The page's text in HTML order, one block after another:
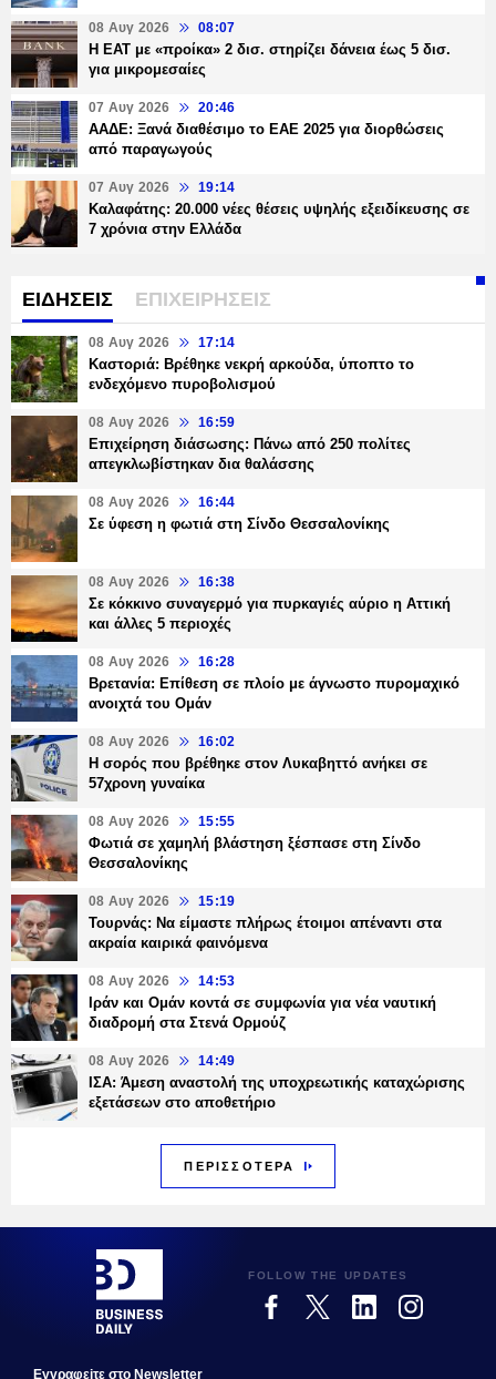
08 Αυγ 2026 08:07
Η ΕΑΤ με «προίκα» 2 δισ. στηρίζει δάνεια έως 5 δισ.
για μικρομεσαίες
07 Αυγ 2026 20:46
ΑΑΔΕ: Ξανά διαθέσιμο το ΕΑΕ 2025 για διορθώσεις
από παραγωγούς
07 Αυγ 2026 19:14
Καλαφάτης: 20.000 νέες θέσεις υψηλής εξειδίκευσης σε
7 χρόνια στην Ελλάδα
ΕΙΔΗΣΕΙΣ ΕΠΙΧΕΙΡΗΣΕΙΣ
08 Αυγ 2026 17:14
Καστοριά: Βρέθηκε νεκρή αρκούδα, ύποπτο το
ενδεχόμενο πυροβολισμού
08 Αυγ 2026 16:59
Επιχείρηση διάσωσης: Πάνω από 250 πολίτες
απεγκλωβίστηκαν δια θαλάσσης
08 Αυγ 2026 16:44
Σε ύφεση η φωτιά στη Σίνδο Θεσσαλονίκης
08 Αυγ 2026 16:38
Σε κόκκινο συναγερμό για πυρκαγιές αύριο η Αττική
και άλλες 5 περιοχές
08 Αυγ 2026 16:28
Βρετανία: Επίθεση σε πλοίο με άγνωστο πυρομαχικό
ανοιχτά του Ομάν
08 Αυγ 2026 16:02
Η σορός που βρέθηκε στον Λυκαβηττό ανήκει σε
57χρονη γυναίκα
08 Αυγ 2026 15:55
Φωτιά σε χαμηλή βλάστηση ξέσπασε στη Σίνδο
Θεσσαλονίκης
08 Αυγ 2026 15:19
Τουρνάς: Να είμαστε πλήρως έτοιμοι απέναντι στα
ακραία καιρικά φαινόμενα
08 Αυγ 2026 14:53
Ιράν και Ομάν κοντά σε συμφωνία για νέα ναυτική
διαδρομή στα Στενά Ορμούζ
08 Αυγ 2026 14:49
ΙΣΑ: Άμεση αναστολή της υποχρεωτικής καταχώρισης
εξετάσεων στο αποθετήριο
ΠΕΡΙΣΣΟΤΕΡΑ
FOLLOW THE UPDATES
Εγγραφεiτε στο Newsletter